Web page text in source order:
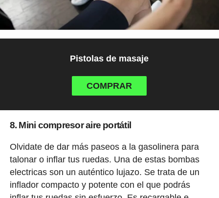
Pistolas de masaje
COMPRAR
8. Mini compresor aire portátil
Olvidate de dar más paseos a la gasolinera para
talonar o inflar tus ruedas. Una de estas bombas
electricas son un auténtico lujazo. Se trata de un
inflador compacto y potente con el que podrás